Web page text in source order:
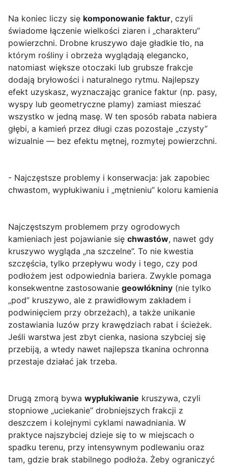
Na koniec liczy się komponowanie faktur, czyli
świadome łączenie wielkości ziaren i „charakteru”
powierzchni. Drobne kruszywo daje gładkie tło, na
którym rośliny i obrzeża wyglądają elegancko,
natomiast większe otoczaki lub grubsze frakcje
dodają bryłowości i naturalnego rytmu. Najlepszy
efekt uzyskasz, wyznaczając granice faktur (np. pasy,
wyspy lub geometryczne plamy) zamiast mieszać
wszystko w jedną masę. W ten sposób rabata nabiera
głębi, a kamień przez długi czas pozostaje „czysty”
wizualnie — bez efektu mętnej, rozmytej powierzchni.
- Najczęstsze problemy i konserwacja: jak zapobiec
chwastom, wypłukiwaniu i „mętnieniu” koloru kamienia
Najczęstszym problemem przy ogrodowych
kamieniach jest pojawianie się chwastów, nawet gdy
kruszywo wygląda „na szczelne”. To nie kwestia
szczęścia, tylko przepływu wody i tego, czy pod
podłożem jest odpowiednia bariera. Zwykle pomaga
konsekwentne zastosowanie geowłókniny (nie tylko
„pod” kruszywo, ale z prawidłowym zakładem i
podwinięciem przy obrzeżach), a także unikanie
zostawiania luzów przy krawędziach rabat i ścieżek.
Jeśli warstwa jest zbyt cienka, nasiona szybciej się
przebiją, a wtedy nawet najlepsza tkanina ochronna
przestaje działać jak trzeba.
Drugą zmorą bywa wypłukiwanie kruszywa, czyli
stopniowe „uciekanie” drobniejszych frakcji z
deszczem i kolejnymi cyklami nawadniania. W
praktyce najszybciej dzieje się to w miejscach o
spadku terenu, przy intensywnym podlewaniu oraz
tam, gdzie brak stabilnego podłoża. Żeby ograniczyć